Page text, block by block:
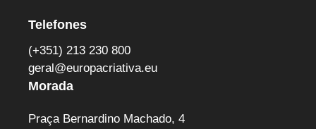
Telefones
(+351) 213 230 800
geral@europacriativa.eu
Morada
Praça Bernardino Machado, 4